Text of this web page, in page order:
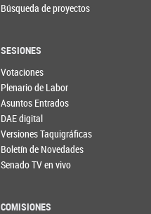
Búsqueda de proyectos
SESIONES
Votaciones
Plenario de Labor
Asuntos Entrados
DAE digital
Versiones Taquigráficas
Boletín de Novedades
Senado TV en vivo
COMISIONES